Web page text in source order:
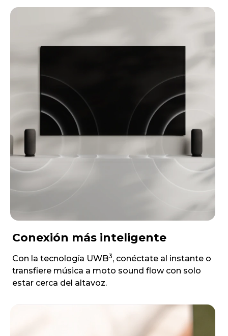
Conexión más inteligente
Con la tecnología UWB3, conéctate al instante o
transfiere música a moto sound flow con solo
estar cerca del altavoz.